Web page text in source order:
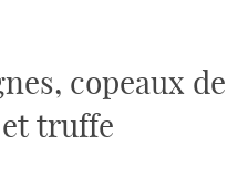
copeaux de
truffe